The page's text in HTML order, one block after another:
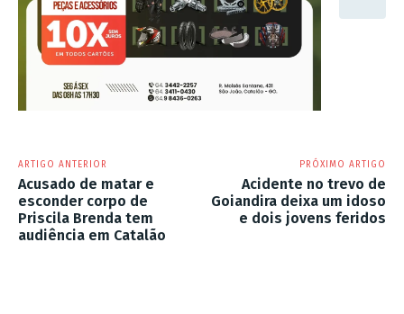
ARTIGO ANTERIOR
Acusado de matar e
esconder corpo de
Priscila Brenda tem
audiência em Catalão
PRÓXIMO ARTIGO
Acidente no trevo de
Goiandira deixa um idoso
e dois jovens feridos